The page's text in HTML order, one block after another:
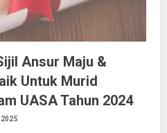
Ansur Maju &
Untuk Murid
UASA Tahun 2024
2025